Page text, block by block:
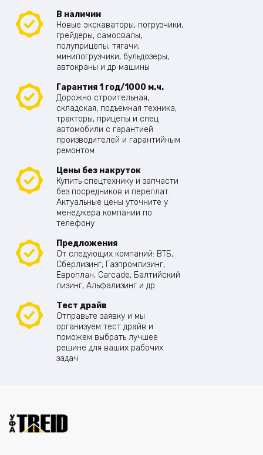
В наличии
Новые экскаваторы, погрузчики,
грейдеры, самосвалы,
полуприцепы, тягачи,
минипогрузчики, бульдозеры,
автокраны и др машины
Гарантия 1 год/1000 м.ч.
Дорожно строительная,
складская, подъемная техника,
тракторы, прицепы и спец
автомобили с гарантией
производителей и гарантийным
ремонтом
Цены без накруток
Купить спецтехнику и запчасти
без посредников и переплат.
Актуальные цены уточните у
менеджера компании по
телефону
Предложения
От следующих компаний: ВТБ,
Сберлизинг, Газпромлизинг,
Европлан, Carcade, Балтийский
лизинг, Альфализинг и др
Тест драйв
Отправьте заявку и мы
организуем тест драйв и
поможем выбрать лучшее
решине для ваших рабочих
задач